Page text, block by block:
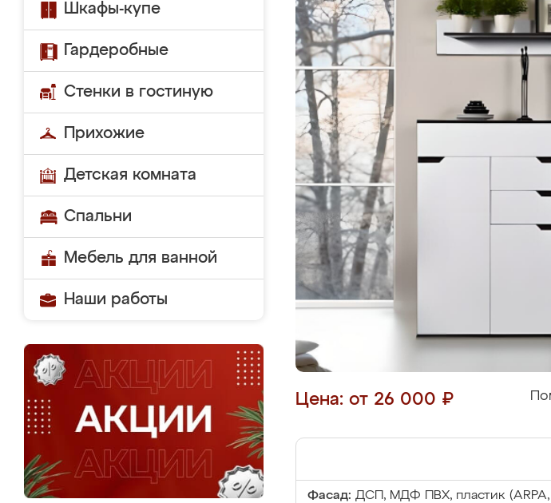
Шкафы-купе
Гардеробные
Стенки в гостиную
Прихожие
Детская комната
Спальни
Мебель для ванной
Наши работы
Цена: от 26 000 ₽
Фасад: ДСП, МДФ ПВХ, пластик